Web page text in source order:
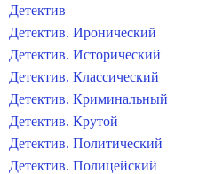
Детектив
Детектив. Иронический
Детектив. Исторический
Детектив. Классический
Детектив. Криминальный
Детектив. Крутой
Детектив. Политический
Детектив. Полицейский